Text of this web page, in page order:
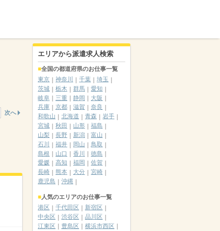
次へ
エリアから派遣求人検索
全国の都道府県のお仕事一覧
東京
神奈川 千葉
埼玉
茨城
栃木 群馬
愛知
岐阜
三重 静岡
大阪
兵庫
京都 滋賀
奈良
和歌山
北海道 青森
岩手
宮城
秋田 山形
福島
山梨
長野 新潟
富山
石川
福井 岡山
鳥取
島根
山口 香川
徳島
愛媛
高知 福岡
佐賀
長崎
熊本 大分
宮崎
鹿児島
沖縄
人気のエリアのお仕事一覧
港区
千代田区
新宿区
中央区
渋谷区
品川区
江東区
豊島区
横浜市西区